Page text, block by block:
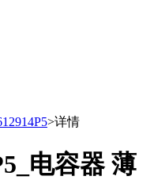
>详情
电容器 薄